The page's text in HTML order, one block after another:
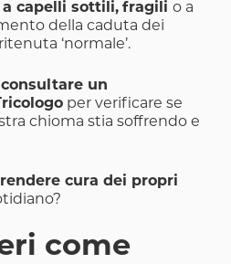
capelli sottili, fragili o a
della caduta dei
‘normale’.
consultare un
per verificare se
chioma stia soffrendo e
cura dei propri
come